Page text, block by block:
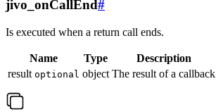
jivo_onCallEnd#
Is executed when a return call ends.
Name Type
Description
result optional object The result of a callback